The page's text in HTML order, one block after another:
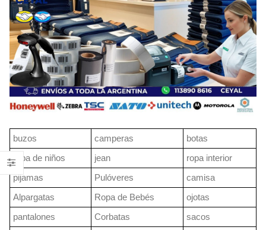
buzos camperas
botas
ropa de niños
jean
ropa interior
pijamas
Pulóveres
camisa
Alpargatas
Ropa de Bebés
ojotas
pantalones
Corbatas
sacos